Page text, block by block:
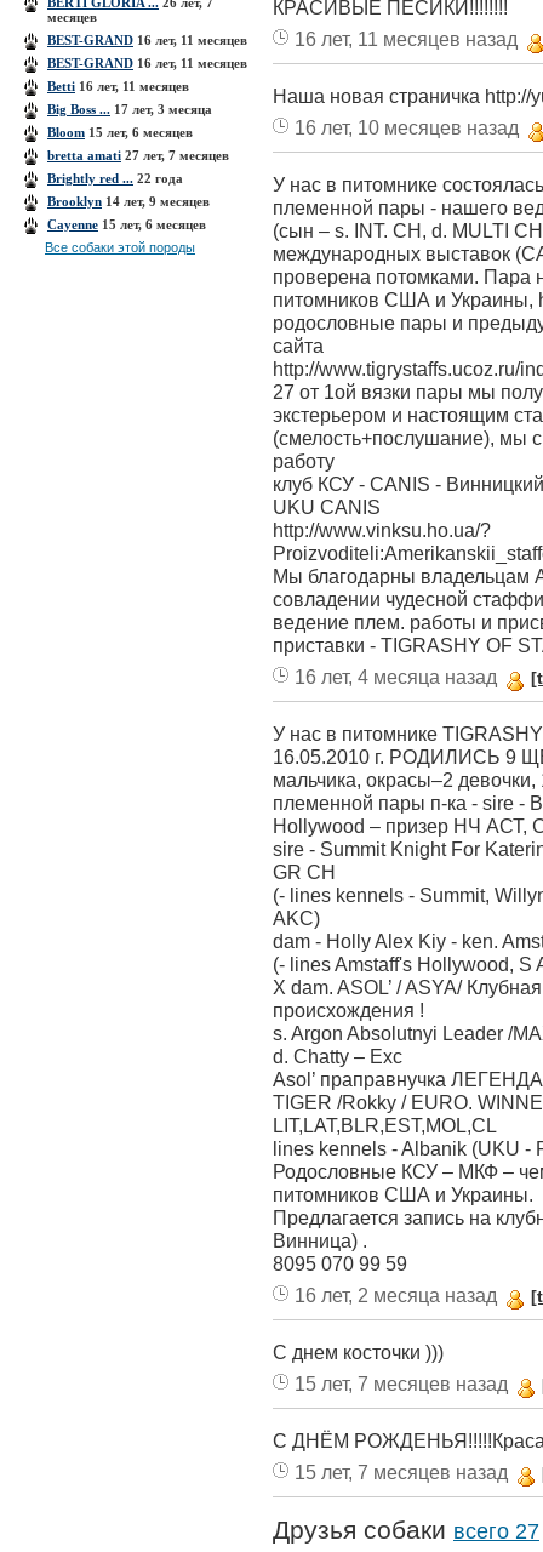
месяцев
BEST-GRAND 16 лет, 11 месяцев
BEST-GRAND 16 лет, 11 месяцев
Betti 16 лет, 11 месяцев
Big Boss ... 17 лет, 3 месяца
Bloom 15 лет, 6 месяцев
bretta amati 27 лет, 7 месяцев
Brightly red ... 22 года
Brooklyn 14 лет, 9 месяцев
Cayenne 15 лет, 6 месяцев
Все собаки этой породы
КРАСИВЫЕ ПЕСИКИ!!!!!!!!
16 лет, 11 месяцев назад
Наша новая страничка http://
16 лет, 10 месяцев назад
У нас в питомнике
племенной пары - нашего
(сын – s. INT. CH, d. MULTI
международных выставок
проверена потомками. Пара
питомников США и Украины,
родословные пары и
сайта
http://www.tigrystaffs.ucoz.ru/
27 от 1ой вязки пары мы
экстерьером и настоящим
(смелость+послушание), мы
работу
клуб КСУ - CANIS -
UKU CANIS
http://www.vinksu.ho.ua/?
Мы благодарны владельцам
совладении чудесной
ведение плем. работы и
приставки - TIGRASHY OF
16 лет, 4 месяца назад
У нас в питомнике
16.05.2010 г. РОДИЛИСЬ 9
мальчика, окрасы–2
племенной пары п-ка - sire -
Hollywood – призер НЧ АСТ,
sire - Summit Knight For
GR CH
(- lines kennels - Summit,
AKC)
dam - Holly Alex Kiy - ken.
(- lines Amstaff's Hollywood, S
Х dam. ASOL’ / ASYA/
происхождения !
s. Argon Absolutnyi Leader /
d. Chatty – Exc
Аsol’ праправнучка
TIGER /Rokky / EURO.
LIT,LAT,BLR,EST,MOL,CL
lines kennels - Albanik (UKU -
Родословные КСУ – МКФ –
питомников США и Украины.
Предлагается запись на
Винница) .
8095 070 99 59
16 лет, 2 месяца назад
С днем косточки )))
15 лет, 7 месяцев назад
С ДНЁМ
15 лет, 7 месяцев назад
Друзья собаки всего 27